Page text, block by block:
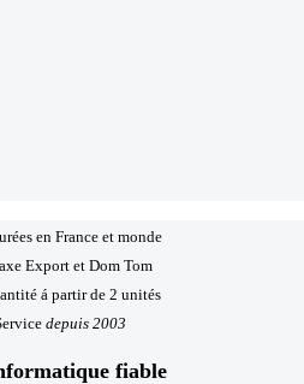
en France et monde
Export et Dom Tom
á partir de 2 unités
depuis 2003
fiable